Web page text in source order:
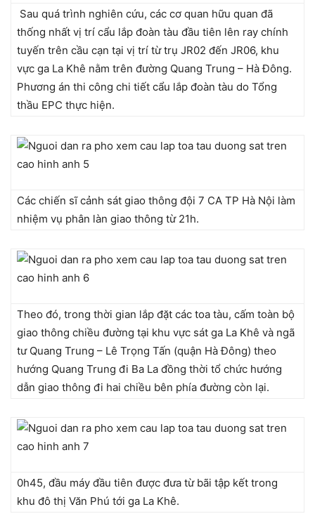
Sau quá trình nghiên cứu, các cơ quan hữu quan đã
thống nhất vị trí cẩu lắp đoàn tàu đầu tiên lên ray chính
tuyến trên cầu cạn tại vị trí từ trụ JR02 đến JR06, khu
vực ga La Khê nằm trên đường Quang Trung – Hà Đông.
Phương án thi công chi tiết cẩu lắp đoàn tàu do Tổng
thầu EPC thực hiện.
Các chiến sĩ cảnh sát giao thông đội 7 CA TP Hà Nội làm
nhiệm vụ phân làn giao thông từ 21h.
Theo đó, trong thời gian lắp đặt các toa tàu, cấm toàn bộ
giao thông chiều đường tại khu vực sát ga La Khê và ngã
tư Quang Trung – Lê Trọng Tấn (quận Hà Đông) theo
hướng Quang Trung đi Ba La đồng thời tổ chức hướng
dẫn giao thông đi hai chiều bên phía đường còn lại.
0h45, đầu máy đầu tiên được đưa từ bãi tập kết trong
khu đô thị Văn Phú tới ga La Khê.